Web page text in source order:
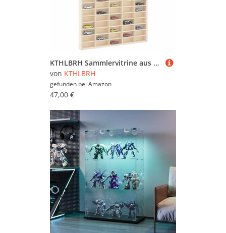
KTHLBRH Sammlervitrine aus Holz mit Dekoregal Wohnzimmerregal für Bad Wohnzimmer 90 Fächern 50,5x4,5x79 cm
von KTHLBRH
gefunden bei Amazon
47,00 €